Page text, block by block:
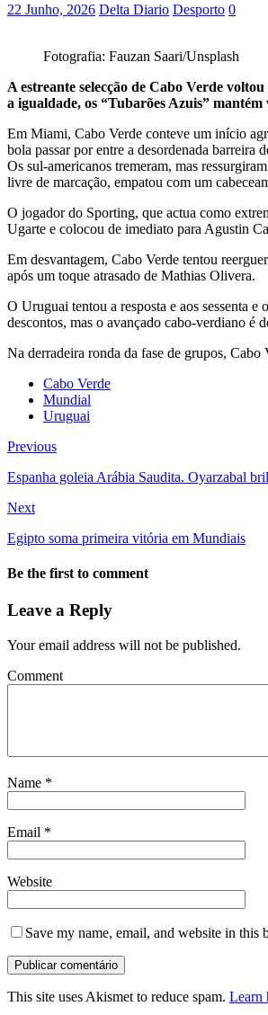
22 Junho, 2026 Delta Diario Desporto 0
Fotografia: Fauzan Saari/Unsplash
A estreante selecção de Cabo Verde
a igualdade, os “Tubarões Azuis”
Em Miami, Cabo Verde conteve um início
bola passar por entre a desordenada barreira
Os sul-americanos tremeram, mas
livre de marcação, empatou com um
O jogador do Sporting, que actua como
Ugarte e colocou de imediato para Agustin
Em desvantagem, Cabo Verde tentou
após um toque atrasado de Mathias Olivera.
O Uruguai tentou a resposta e aos sessenta
descontos, mas o avançado cabo-verdiano é
Na derradeira ronda da fase de grupos,
Cabo Verde
Mundial
Uruguai
Previous
Espanha goleia Arábia Saudita. Oyarzabal
Next
Egipto soma primeira vitória em Mundiais
Be the first to comment
Leave a Reply
Your email address will not be published.
Comment
Name *
Email *
Website
Save my name, email, and website in
This site uses Akismet to reduce spam. Learn